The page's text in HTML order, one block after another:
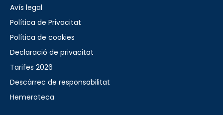
Avís legal
Política de Privacitat
Política de cookies
Declaració de privacitat
Tarifes 2026
Descàrrec de responsabilitat
Hemeroteca